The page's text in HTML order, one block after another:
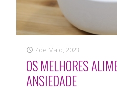
7 de Maio, 2023
OS MELHORES
ANSIEDADE